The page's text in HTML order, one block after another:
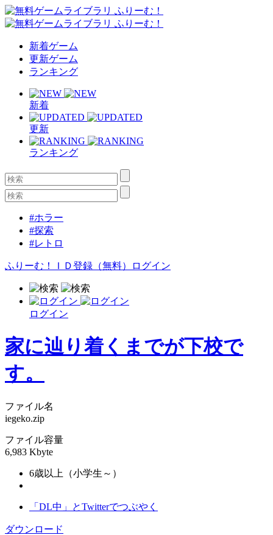
新着ゲーム
更新ゲーム
ランキング
新着
更新
ランキング
#ホラー
#探索
#レトロ
ふりーむ！ＩＤ登録（無料） ログイン
ログイン
家に辿り着くまでが下校で
す。
ファイル名
iegeko.zip
ファイル容量
6,983 Kbyte
6歳以上（小学生～）
「DL中」とTwitterでつぶやく
ダウンロード